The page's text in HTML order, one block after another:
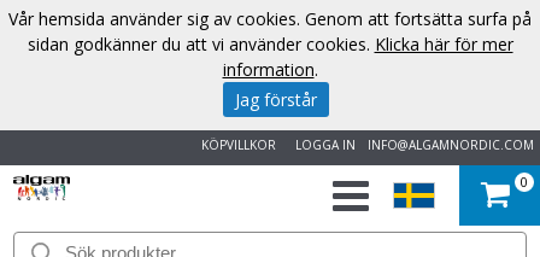
INFO@ALGAMNORDIC.COM
LOGGA IN
KÖPVILLKOR
START
0
Vår hemsida använder sig av cookies. Genom att fortsätta surfa på
sidan godkänner du att vi använder cookies. Klicka här för mer
information.
Jag förstår